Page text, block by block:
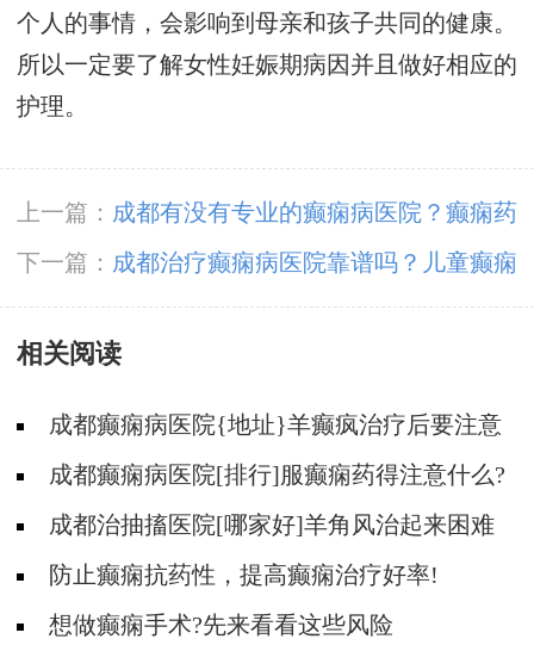
个人的事情，会影响到母亲和孩子共同的健康。
所以一定要了解女性妊娠期病因并且做好相应的
护理。
上一篇： 成都有没有专业的癫痫病医院？癫痫药
物治疗为什么不可以频繁换药物？
下一篇： 成都治疗癫痫病医院靠谱吗？儿童癫痫
治疗这几种病因要避免!
相关阅读
成都癫痫病医院{地址}羊癫疯治疗后要注意
什么?成都癫痫病医院[排行]服癫痫药得注意什么?
成都治抽搐医院[哪家好]羊角风治起来困难
吗？防止癫痫抗药性，提高癫痫治疗好率!
想做癫痫手术?先来看看这些风险